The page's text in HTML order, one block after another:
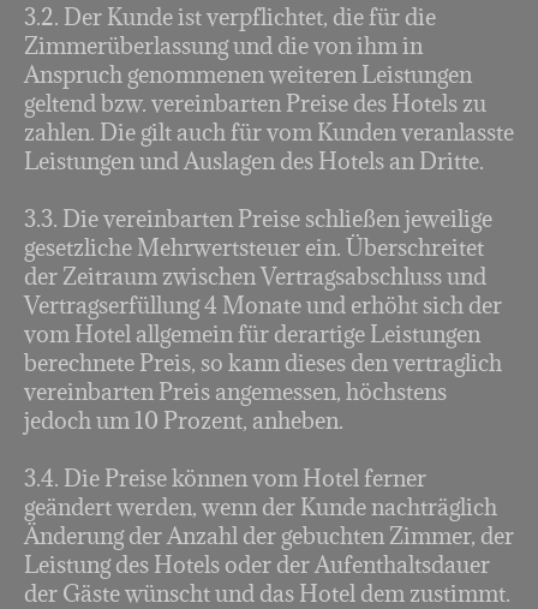
3.2. Der Kunde ist verpflichtet, die für die
Zimmerüberlassung und die von ihm in
Anspruch genommenen weiteren Leistungen
geltend bzw. vereinbarten Preise des Hotels zu
zahlen. Die gilt auch für vom Kunden veranlasste
Leistungen und Auslagen des Hotels an Dritte.
3.3. Die vereinbarten Preise schließen jeweilige
gesetzliche Mehrwertsteuer ein. Überschreitet
der Zeitraum zwischen Vertragsabschluss und
Vertragserfüllung 4 Monate und erhöht sich der
vom Hotel allgemein für derartige Leistungen
berechnete Preis, so kann dieses den vertraglich
vereinbarten Preis angemessen, höchstens
jedoch um 10 Prozent, anheben.
3.4. Die Preise können vom Hotel ferner
geändert werden, wenn der Kunde nachträglich
Änderung der Anzahl der gebuchten Zimmer, der
Leistung des Hotels oder der Aufenthaltsdauer
der Gäste wünscht und das Hotel dem zustimmt.